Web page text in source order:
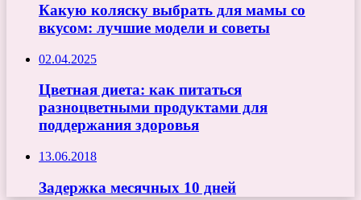
Какую коляску выбрать для мамы со
вкусом: лучшие модели и советы
02.04.2025
Цветная диета: как питаться
разноцветными продуктами для
поддержания здоровья
13.06.2018
Задержка месячных 10 дней